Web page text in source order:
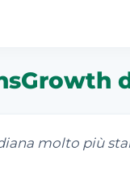
molto più